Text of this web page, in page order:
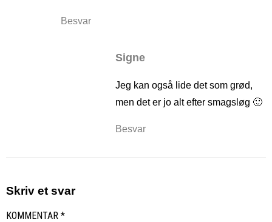
Besvar
Signe
Jeg kan også lide det som grød,
men det er jo alt efter smagsløg 🙂
Besvar
Skriv et svar
KOMMENTAR *